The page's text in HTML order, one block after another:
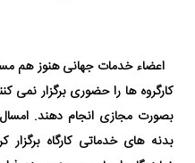
اعضاء خدمات جهانی هنوز هم
کارگروه ها را حضوری برگزار نمی
بدنه های خدماتی کارگاه